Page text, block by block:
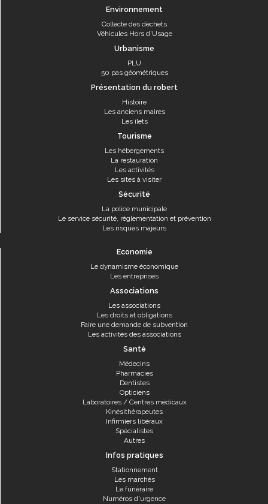
Environnement
Collecte des déchets
Véhicules Hors d'Usage
Urbanisme
PLU
50 pas géométriques
Présentation du robert
Histoire
Les anciens maires
Les îlets
Tourisme
Les hébergements
La restauration
Les activités
Les sites à visiter
Sécurité
La police municipale
Le service sécurité, réglementation et prévention
Les risques majeurs
Economie
Le dynamisme économique
Les entreprises
Associations
Les associations
Les droits et obligations
Faire une demande de subvention
Les activités des associations
Santé
Médecins
Pharmacies
Dentistes
Opticiens
Laboratoires / Centres médicaux
Kinésithérapeutes
Infirmiers libéraux
Spécialistes
Autres
Infos pratiques
Stationnement
Les marchés
Le funéraire
Numéros d'urgence